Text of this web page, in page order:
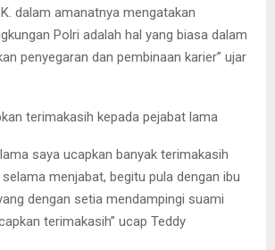
dalam amanatnya mengatakan
Polri adalah hal yang biasa dalam
penyegaran dan pembinaan karier” ujar
terimakasih kepada pejabat lama
saya ucapkan banyak terimakasih
menjabat, begitu pula dengan ibu
dengan setia mendampingi suami
terimakasih” ucap Teddy